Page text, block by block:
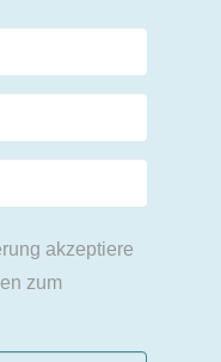
akzeptiere
zum